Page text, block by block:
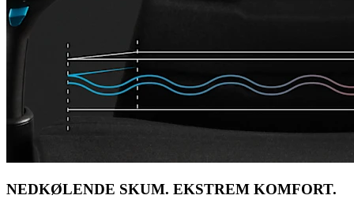
NEDKØLENDE SKUM. EKSTREM KOMFORT.